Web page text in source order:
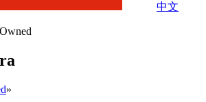
中文
»